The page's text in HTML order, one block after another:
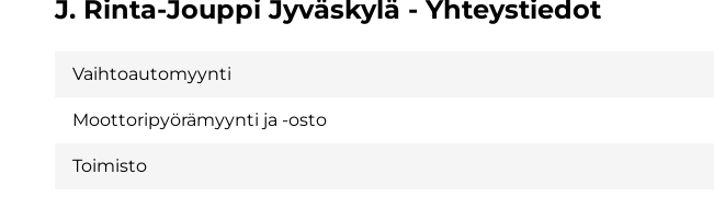
J. Rinta-Jouppi Jyväskylä - Yhteystiedot
Vaihtoautomyynti
Moottoripyörämyynti ja -osto
Toimisto